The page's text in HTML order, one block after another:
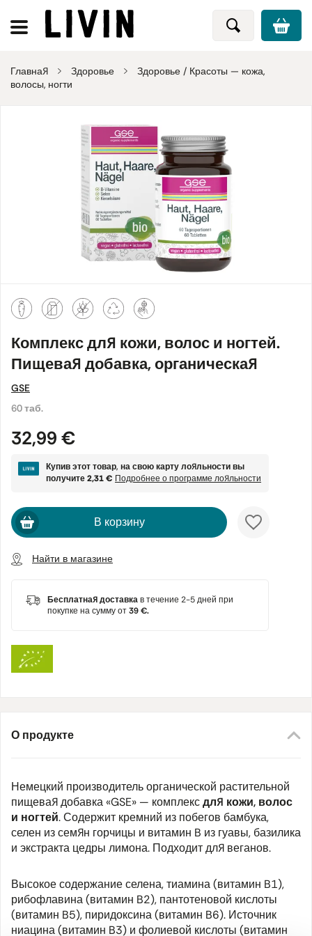
Главная Здоровье
Здоровье / Красоты — кожа,
волосы, ногти
Комплекс для кожи, волос и ногтей.
Пищевая добавка, органическая
GSE
60 таб.
32,99 €
Купив этот товар, на свою карту лояльности вы
получите2,31 € Подробнее о программе лояльности
В корзину
Найти в магазине
Бесплатная доставкав течение 2-5 дней при
покупке на сумму от39 €.
О продукте
Немецкий производитель органической растительной
пищевая добавка «GSE» — комплексдля кожи, волос
и ногтей. Содержит кремний из побегов бамбука,
селен из семян горчицы и витамин B из гуавы, базилика
и экстракта цедры лимона. Подходит для веганов.
Высокое содержание селена, тиамина (витамин B1),
рибофлавина (витамин B2), пантотеновой кислоты
(витамин B5), пиридоксина (витамин B6). Источник
ниацина (витамин B3) и фолиевой кислоты (витамин